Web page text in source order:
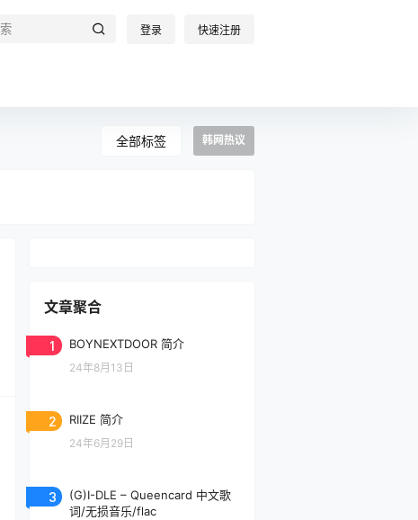
登录 快速注册
全部标签 韩网热议
文章聚合
1 BOYNEXTDOOR 简介
24年8月13日
2 RIIZE 简介
24年6月29日
3
(G)I-DLE – Queencard 中文歌
词/无损音乐/flac